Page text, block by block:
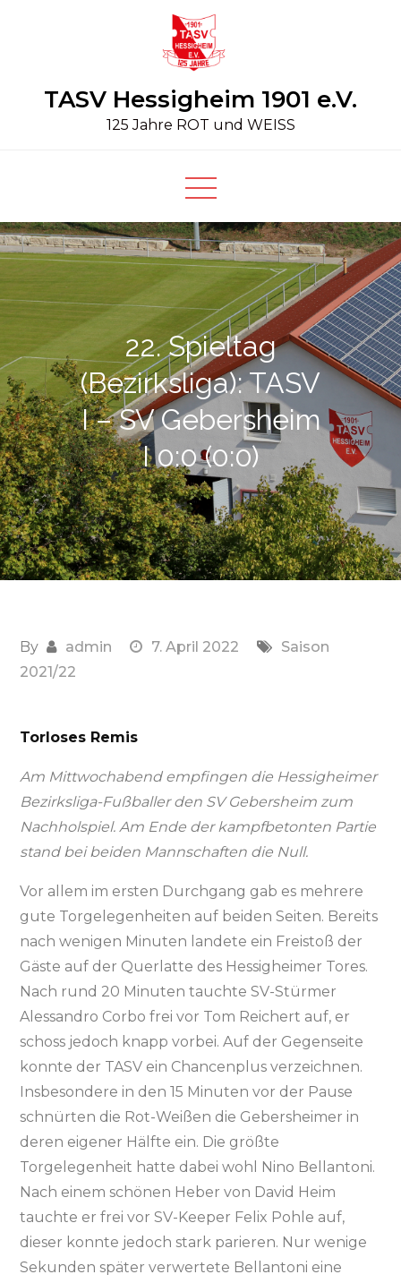
TASV Hessigheim 1901 e.V.
125 Jahre ROT und WEISS
22. Spieltag
(Bezirksliga): TASV
I – SV Gebersheim
I 0:0 (0:0)
By admin 7. April 2022
Saison
2021/22
Torloses Remis
Am Mittwochabend empfingen die Hessigheimer
Bezirksliga-Fußballer den SV Gebersheim zum
Nachholspiel. Am Ende der kampfbetonten Partie
stand bei beiden Mannschaften die Null.
Vor allem im ersten Durchgang gab es mehrere
gute Torgelegenheiten auf beiden Seiten. Bereits
nach wenigen Minuten landete ein Freistoß der
Gäste auf der Querlatte des Hessigheimer Tores.
Nach rund 20 Minuten tauchte SV-Stürmer
Alessandro Corbo frei vor Tom Reichert auf, er
schoss jedoch knapp vorbei. Auf der Gegenseite
konnte der TASV ein Chancenplus verzeichnen.
Insbesondere in den 15 Minuten vor der Pause
schnürten die Rot-Weißen die Gebersheimer in
deren eigener Hälfte ein. Die größte
Torgelegenheit hatte dabei wohl Nino Bellantoni.
Nach einem schönen Heber von David Heim
tauchte er frei vor SV-Keeper Felix Pohle auf,
dieser konnte jedoch stark parieren. Nur wenige
Sekunden später verwertete Bellantoni eine